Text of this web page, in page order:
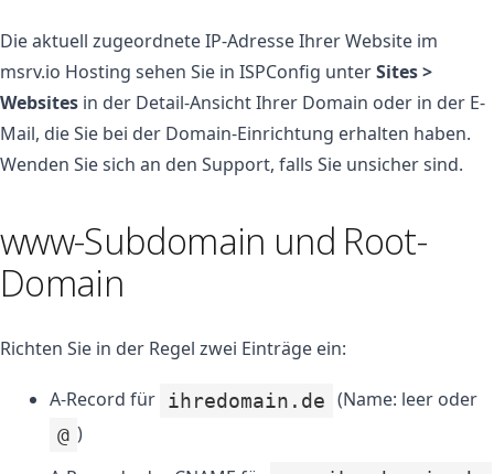
Die aktuell zugeordnete IP-Adresse Ihrer Website im
msrv.io Hosting sehen Sie in ISPConfig unterSites >
Websites in der Detail-Ansicht Ihrer Domain oder in der E-
Mail, die Sie bei der Domain-Einrichtung erhalten haben.
Wenden Sie sich an den Support, falls Sie unsicher sind.
www-Subdomain und Root-
Domain
Richten Sie in der Regel zwei Einträge ein:
A-Record für ihredomain.de (Name: leer oder
@ )